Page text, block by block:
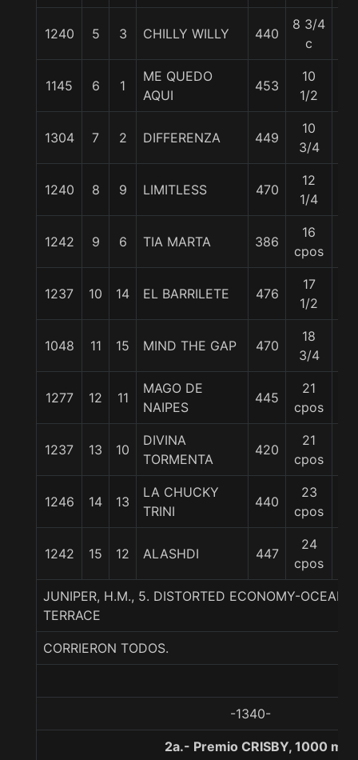
1240 5 3 CHILLY WILLY 440
8 3/4
c
1145 6 1
ME QUEDO
AQUI
453
10
1/2
1304 7 2 DIFFERENZA 449
10
3/4
1240 8 9 LIMITLESS 470
12
1/4
1242 9 6 TIA MARTA 386
16
cpos
1237 10 14 EL BARRILETE 476
17
1/2
1048 11 15 MIND THE GAP 470
18
3/4
1277 12 11
MAGO DE
NAIPES
445
21
cpos
1237 13 10
DIVINA
TORMENTA
420
21
cpos
1246 14 13
LA CHUCKY
TRINI
440
23
cpos
1242 15 12 ALASHDI 447
24
cpos
JUNIPER, H.M., 5. DISTORTED ECONOMY-OCEAN
TERRACE
CORRIERON TODOS.
-1340-
2a.- Premio CRISBY, 1000